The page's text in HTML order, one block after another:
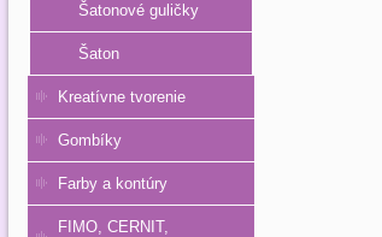
Šatonové guličky
Šaton
Kreatívne tvorenie
Gombíky
Farby a kontúry
FIMO, CERNIT,